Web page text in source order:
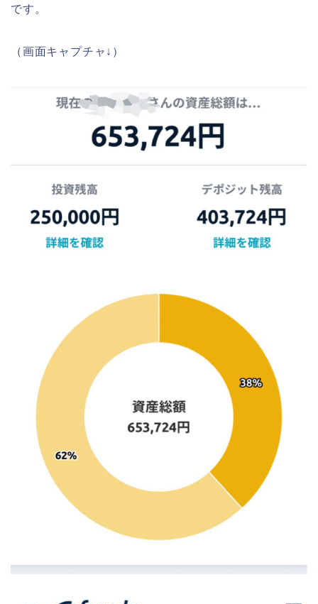
です。
（画面キャプチャ↓）